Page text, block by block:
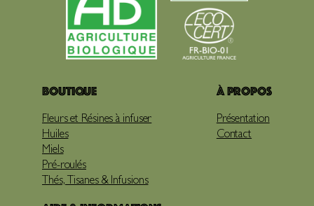
Boutique
Fleurs et Résines à infuser
Huiles
Miels
Pré-roulés
Thés, Tisanes & Infusions
À propos
Présentation
Contact